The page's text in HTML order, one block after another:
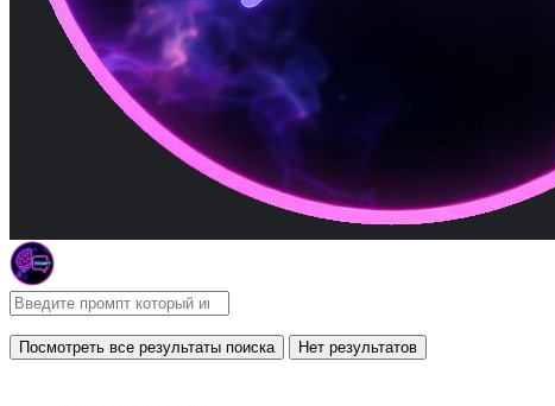
Посмотреть все результаты поиска Нет результатов